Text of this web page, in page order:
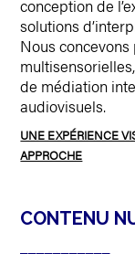
conception de
solutions
Nous
de médiation
audiovisuels.
UNE EXPÉRIENCE
APPROCHE
CONTENU